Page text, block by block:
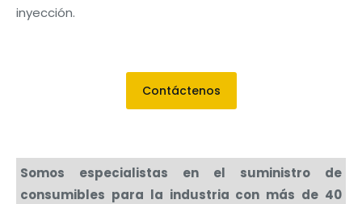
inyección.
Contáctenos
Somos especialistas en el suministro de
consumibles para la industria con más de 40